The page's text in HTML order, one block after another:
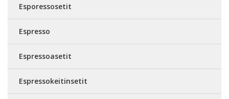
Esporessosetit
Espresso
Espressoasetit
Espressokeitinsetit